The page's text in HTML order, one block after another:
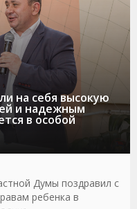
на себя высокую
и надежным
в особой
Думы поздравил с
ребенка в